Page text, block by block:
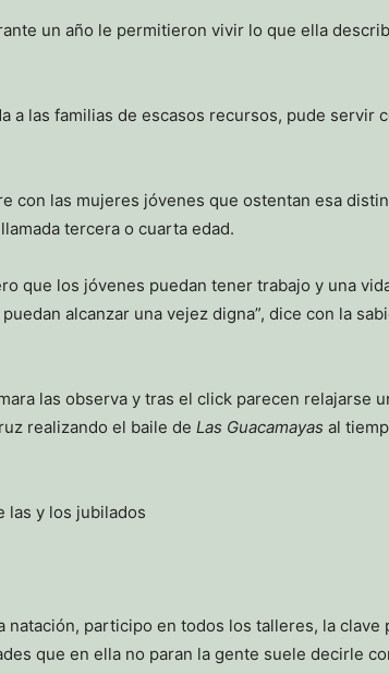
un año le permitieron vivir lo que ella
a las familias de escasos recursos, pude servir
con las mujeres jóvenes que ostentan esa
tercera o cuarta edad.
que los jóvenes puedan tener trabajo y una
alcanzar una vejez digna”, dice con la
las observa y tras el click parecen relajarse
realizando el baile de Las Guacamayas al
las y los jubilados
participo en todos los talleres, la clave
que en ella no paran la gente suele decirle